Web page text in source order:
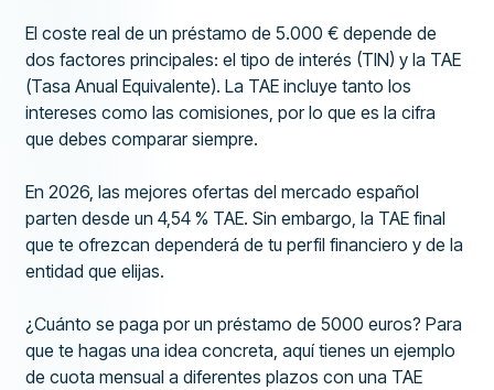
El coste real de un préstamo de 5.000 € depende de
dos factores principales: el tipo de interés (TIN) y la TAE
(Tasa Anual Equivalente). La TAE incluye tanto los
intereses como las comisiones, por lo que es la cifra
que debes comparar siempre.
En 2026, las mejores ofertas del mercado español
parten desde un 4,54 % TAE. Sin embargo, la TAE final
que te ofrezcan dependerá de tu perfil financiero y de la
entidad que elijas.
¿Cuánto se paga por un préstamo de 5000 euros? Para
que te hagas una idea concreta, aquí tienes un ejemplo
de cuota mensual a diferentes plazos con una TAE